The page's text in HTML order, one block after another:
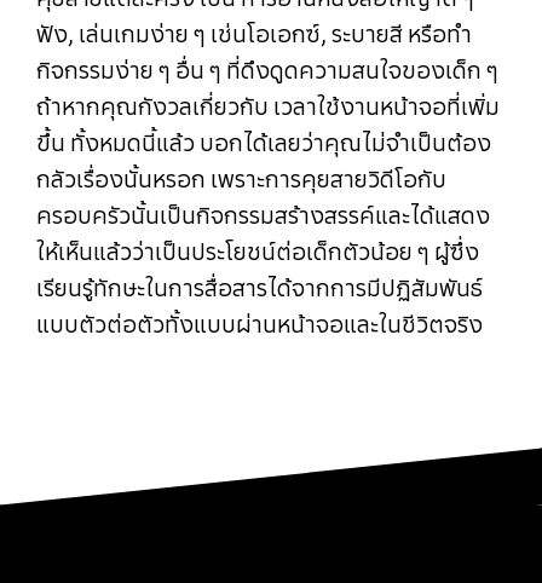
ฟัง, เล่นเกมง่าย ๆ เช่นโอเอกซ์, ระบายสี หรือทำ
กิจกรรมง่าย ๆ อื่น ๆ ที่ดึงดูดความสนใจของเด็ก ๆ
ถ้าหากคุณกังวลเกี่ยวกับ เวลาใช้งานหน้าจอที่เพิ่ม
ขึ้น ทั้งหมดนี้แล้ว บอกได้เลยว่าคุณไม่จำเป็นต้อง
กลัวเรื่องนั้นหรอก เพราะการคุยสายวิดีโอกับ
ครอบครัวนั้นเป็นกิจกรรมสร้างสรรค์และได้แสดง
ให้เห็นแล้วว่าเป็นประโยชน์ต่อเด็กตัวน้อย ๆ ผู้ซึ่ง
เรียนรู้ทักษะในการสื่อสารได้จากการมีปฏิสัมพันธ์
แบบตัวต่อตัวทั้งแบบผ่านหน้าจอและในชีวิตจริง